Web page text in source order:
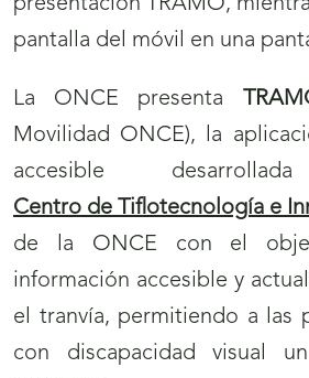
s
La ONCE presenta
Movilidad ONCE), la
accesible
Centro de Tiflotecnología e
de la ONCE con el
información accesible y
el tranvía, permitiendo a las
con discapacidad visual